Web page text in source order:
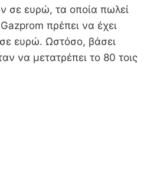
σε ευρώ, τα οποία πωλεί
πρέπει να έχει
ευρώ. Ωστόσο, βάσει
να μετατρέπει το 80 τοις